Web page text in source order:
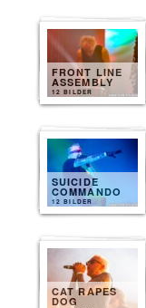
FRONT LINE
ASSEMBLY
12 BILDER
SUICIDE
COMMANDO
12 BILDER
CAT RAPES
DOG